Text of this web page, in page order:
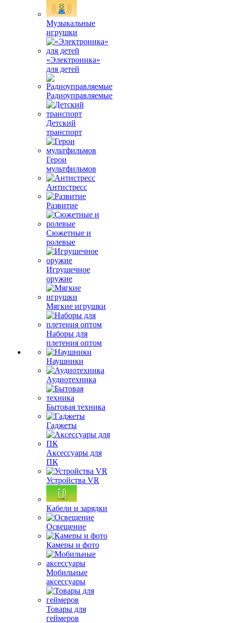
Музыкальные
игрушки
«Электроника»
для детей
Радиоуправляемые
Детский
транспорт
Герои
мультфильмов
Антистресс
Развитие
Сюжетные и
ролевые
Игрушечное
оружие
Мягкие игрушки
Наборы для
плетения оптом
Наушники
Аудиотехника
Бытовая техника
Гаджеты
Аксессуары для
ПК
Устройства VR
Кабели и зарядки
Освещение
Камеры и фото
Мобильные
аксессуары
Товары для
геймеров